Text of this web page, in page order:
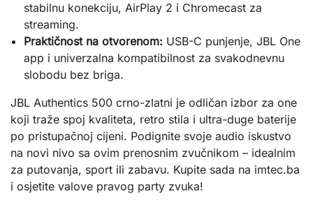
stabilnu konekciju, AirPlay 2 i Chromecast za
streaming.
Praktičnost na otvorenom: USB-C punjenje, JBL One
app i univerzalna kompatibilnost za svakodnevnu
slobodu bez briga.
JBL Authentics 500 crno-zlatni je odličan izbor za one
koji traže spoj kvaliteta, retro stila i ultra-duge baterije
po pristupačnoj cijeni. Podignite svoje audio iskustvo
na novi nivo sa ovim prenosnim zvučnikom – idealnim
za putovanja, sport ili zabavu. Kupite sada na imtec.ba
i osjetite valove pravog party zvuka!